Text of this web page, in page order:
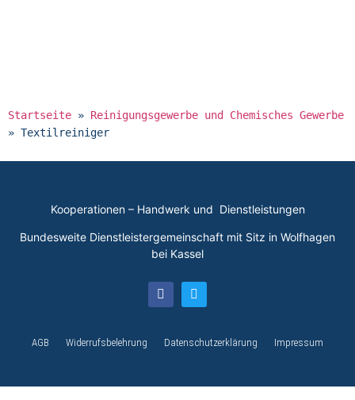
Startseite » Reinigungsgewerbe und Chemisches Gewerbe
» Textilreiniger
Kooperationen – Handwerk und Dienstleistungen
Bundesweite Dienstleistergemeinschaft mit Sitz in Wolfhagen
bei Kassel
AGB Widerrufsbelehrung Datenschutzerklärung Impressum